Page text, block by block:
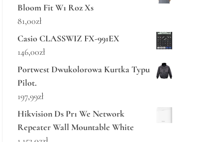
Bloom Fit W1 Roz Xs
81,00zł
Casio CLASSWIZ FX-991EX
146,00zł
Portwest Dwukolorowa Kurtka Typu
Pilot.
197,99zł
Hikvision Ds Pr1 We Network
Repeater Wall Mountable White